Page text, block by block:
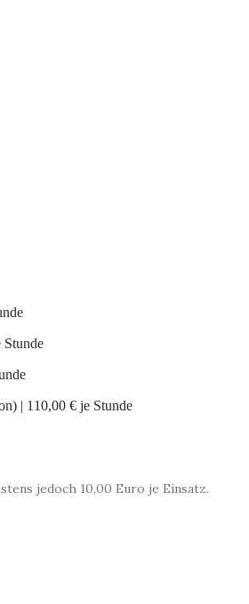
€ je Stunde
(1 Person) | 90,00 € je Stunde
€ je Stunde
Kombination Kinderschminken, Airbrush-Tattoos & Glitzertattoos (1 Person) | 110,00 € je Stunde
jedoch 10,00 Euro je Einsatz.